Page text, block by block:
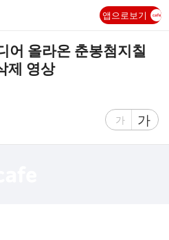
앱으로보기
어 올라온 춘봉첨지칠
제 영상
글
가
글
자
가